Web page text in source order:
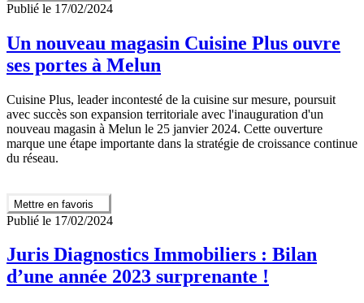
Publié le 17/02/2024
Un nouveau magasin Cuisine Plus ouvre
ses portes à Melun
Cuisine Plus, leader incontesté de la cuisine sur mesure, poursuit
avec succès son expansion territoriale avec l'inauguration d'un
nouveau magasin à Melun le 25 janvier 2024. Cette ouverture
marque une étape importante dans la stratégie de croissance continue
du réseau.
Mettre en favoris
Publié le 17/02/2024
Juris Diagnostics Immobiliers : Bilan
d’une année 2023 surprenante !